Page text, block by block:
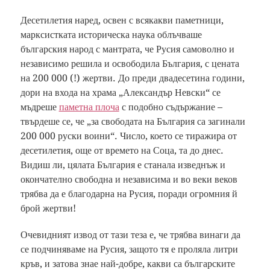
Десетилетия наред, освен с всякакви паметници,
марксистката историческа наука облъчваше
българския народ с мантрата, че Русия самоволно и
независимо решила и освободила България, с цената
на 200 000 (!) жертви. До преди двадесетина години,
дори на входа на храма „Александър Невски“ се
мъдреше паметна плочас подобно съдържание –
твърдеше се, че „за свободата на България са загинали
200 000 руски воини“. Число, което се тиражира от
десетилетия, още от времето на Соца, та до днес.
Видиш ли, цялата България е станала изведнъж и
окончателно свободна и независима и во веки веков
трябва да е благодарна на Русия, поради огромния й
брой жертви!
Очевидният извод от тази теза е, че трябва винаги да
се подчиняваме на Русия, защото тя е проляла литри
кръв, и затова знае най-добре, какви са българските